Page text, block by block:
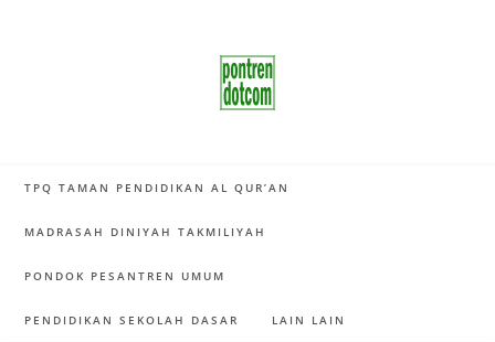
TPQ TAMAN PENDIDIKAN AL QUR’AN
MADRASAH DINIYAH TAKMILIYAH
PONDOK PESANTREN UMUM
PENDIDIKAN SEKOLAH DASAR LAIN LAIN